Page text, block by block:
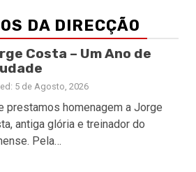
DA DIRECÇÃO
Costa – Um Ano de
5 de Agosto, 2026
prestamos homenagem a Jorge
antiga glória e treinador do
Pela…